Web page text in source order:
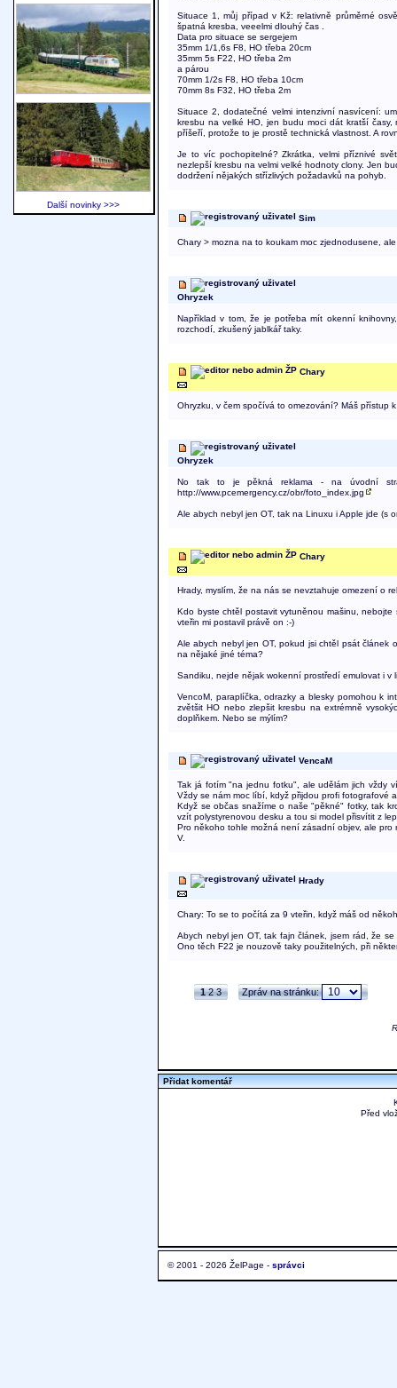
Situace 1, můj případ v Kž: relativně průměrné
špatná kresba, veeelmi dlouhý čas .
Data pro situace se sergejem
35mm 1/1,6s F8, HO třeba 20cm
35mm 5s F22, HO třeba 2m
a párou
70mm 1/2s F8, HO třeba 10cm
70mm 8s F32, HO třeba 2m
Situace 2, dodatečné velmi intenzivní nasvícení:
kresbu na velké HO, jen budu moci dát kratší
příšeří, protože to je prostě technická vlastnost. A
Je to víc pochopitelné? Zkrátka, velmi příznivé
nezlepší kresbu na velmi velké hodnoty clony. Jen
dodržení nějakých střízlivých požadavků na pohyb.
Sim
Chary > mozna na to koukam moc zjednodusene,
Ohryzek
Například v tom, že je potřeba mít okenní
rozchodí, zkušený jablkář taky.
Chary
Ohryzku, v čem spočívá to omezování? Máš přístup
Ohryzek
No tak to je pěkná reklama - na úvodní
http://www.pcemergency.cz/obr/foto_index.jpg
Ale abych nebyl jen OT, tak na Linuxu i Apple jde (s
Chary
Hrady, myslím, že na nás se nevztahuje omezení o
Kdo byste chtěl postavit vytuněnou mašinu, nebojte
vteřin mi postavil právě on :-)
Ale abych nebyl jen OT, pokud jsi chtěl psát článek
na nějaké jiné téma?
Sandiku, nejde nějak wokenní prostředí emulovat i
VencoM, paraplíčka, odrazky a blesky pomohou k
zvětšit HO nebo zlepšit kresbu na extrémně
doplňkem. Nebo se mýlím?
VencaM
Tak já fotím "na jednu fotku", ale udělám jich vždy
Vždy se nám moc líbí, když přijdou profi fotografové
Když se občas snažíme o naše "pěkné" fotky, tak
vzít polystyrenovou desku a tou si model přisvítit z
Pro někoho tohle možná není zásadní objev, ale
V.
Hrady
Chary: To se to počítá za 9 vteřin, když máš od
Abych nebyl jen OT, tak fajn článek, jsem rád, že
Ono těch F22 je nouzově taky použitelných, při
1 2 3 Zpráv na stránku:
Přidat komentář
Před
© 2001 - 2026 ŽelPage - správci
Další novinky >>>